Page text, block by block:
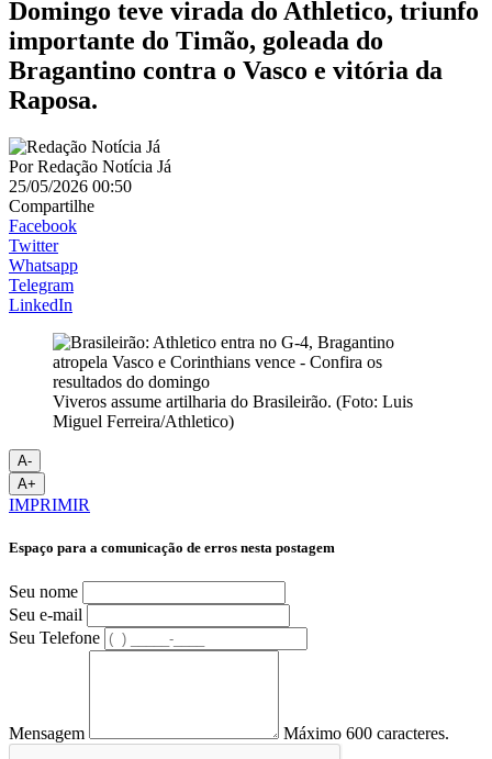
Domingo teve virada do Athletico, triunfo
importante do Timão, goleada do
Bragantino contra o Vasco e vitória da
Raposa.
PorRedação Notícia Já
25/05/2026 00:50
Compartilhe
Facebook
Twitter
Whatsapp
Telegram
LinkedIn
Viveros assume artilharia do Brasileirão. (Foto: Luis
Miguel Ferreira/Athletico)
A-
A+
IMPRIMIR
Espaço para a comunicação de erros nesta postagem
Seu nome
Seu e-mail
Seu Telefone
Mensagem Máximo 600 caracteres.